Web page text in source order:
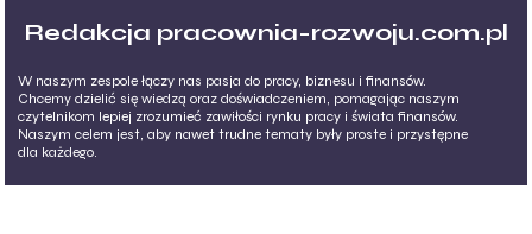
Redakcja pracownia-rozwoju.com.pl
W naszym zespole łączy nas pasja do pracy, biznesu i finansów.
Chcemy dzielić się wiedzą oraz doświadczeniem, pomagając naszym
czytelnikom lepiej zrozumieć zawiłości rynku pracy i świata finansów.
Naszym celem jest, aby nawet trudne tematy były proste i przystępne
dla każdego.